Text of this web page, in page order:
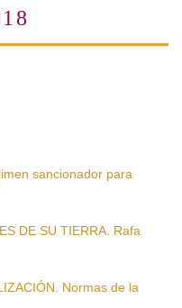
sancionador para
DE SU TIERRA. Rafa
Normas de la